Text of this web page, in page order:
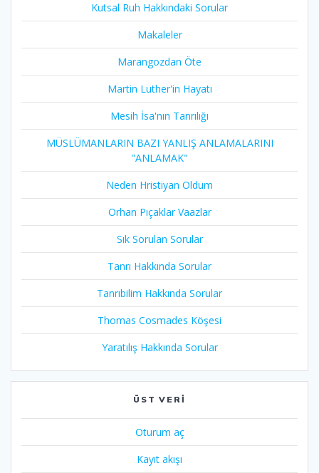
Kutsal Ruh Hakkındaki Sorular
Makaleler
Marangozdan Öte
Martin Luther'in Hayatı​
Mesih İsa'nın Tanrılığı​
MÜSLÜMANLARIN BAZI YANLIŞ ANLAMALARINI
"ANLAMAK"
Neden Hristiyan Oldum​
Orhan Pıçaklar Vaazlar
Sık Sorulan Sorular
Tanrı Hakkında Sorular
Tanrıbilim Hakkında Sorular
Thomas Cosmades Köşesi
Yaratılış Hakkında Sorular
ÜST VERI
Oturum aç
Kayıt akışı